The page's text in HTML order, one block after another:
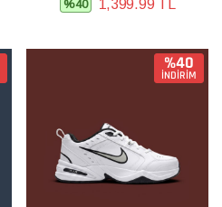
%40 1,399.99 TL
%40
İNDİRİM